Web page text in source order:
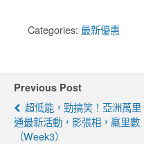
Categories: 最新優惠
Previous Post
超低能，勁搞笑！亞洲萬里
通最新活動，影張相，羸里數
（Week3）